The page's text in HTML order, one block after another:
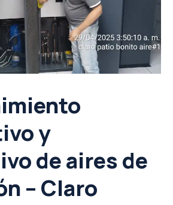
y
de aires de
– Claro